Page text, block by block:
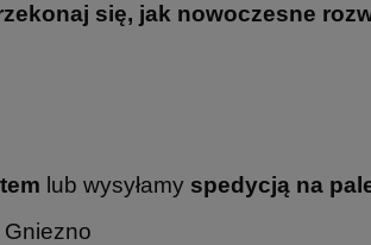
się, jak nowoczesne
lub wysyłamy spedycją na
Gniezno